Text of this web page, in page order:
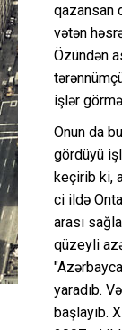
qazansan
vətən
Özündən
işlər
Onun da
gördüyü
keçirib ki,
ci ildə
arası
qüzeyli
yaradıb.
başlayıb.